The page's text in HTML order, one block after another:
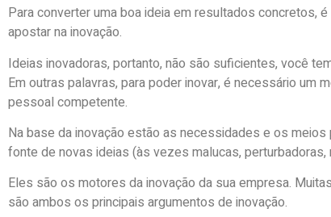
Para converter uma boa ideia em resultados concretos,
apostar na inovação.
Ideias inovadoras, portanto, não são suficientes, você
Em outras palavras, para poder inovar, é necessário um
pessoal competente.
Na base da inovação estão as necessidades e os
fonte de novas ideias (às vezes malucas, perturbadoras,
Eles são os motores da inovação da sua empresa.
são ambos os principais argumentos de inovação.